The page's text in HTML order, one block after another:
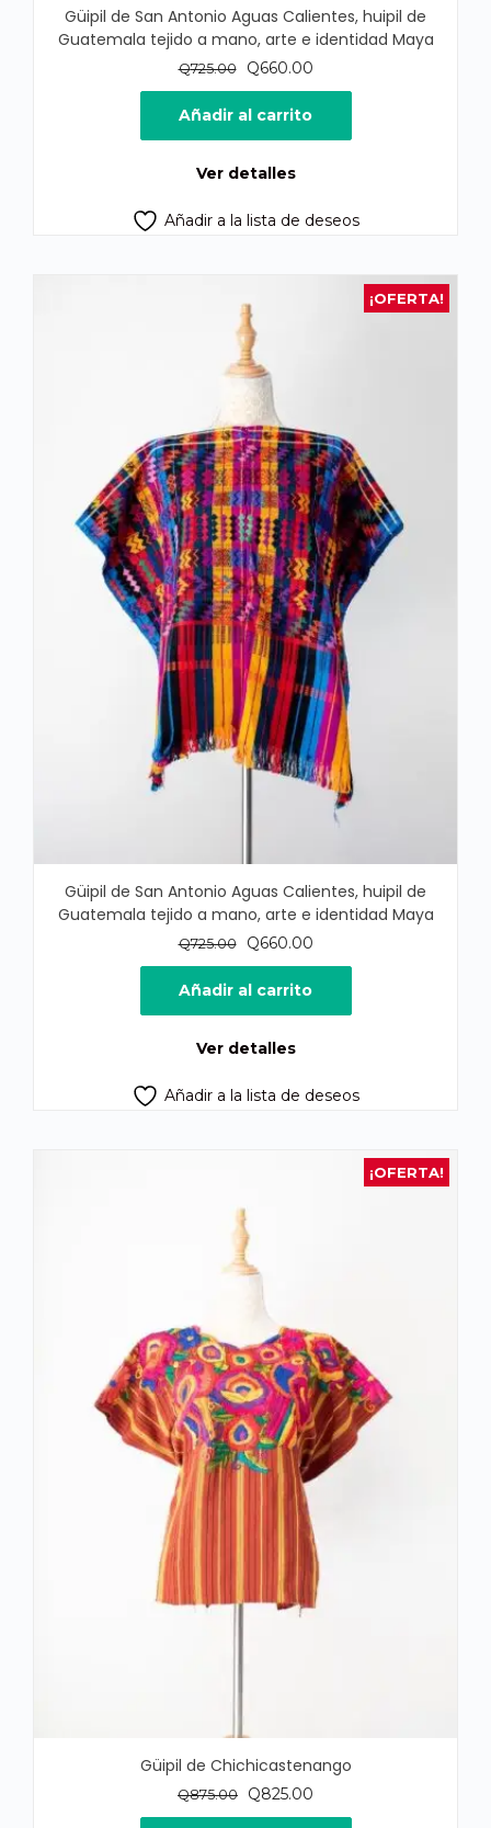
Güipil de San Antonio Aguas Calientes, huipil de
Guatemala tejido a mano, arte e identidad Maya
Q725.00
El
precio
original
era:
Q660.00El
precio
actual
es:
Añadir al carrito
Ver detalles
Añadir a la lista de deseos
¡OFERTA!
Güipil de San Antonio Aguas Calientes, huipil de
Guatemala tejido a mano, arte e identidad Maya
Q725.00
El
precio
original
era:
Q660.00El
precio
actual
es:
Añadir al carrito
Ver detalles
Añadir a la lista de deseos
¡OFERTA!
Güipil de Chichicastenango
Q875.00
El
precio
Q825.00
precio